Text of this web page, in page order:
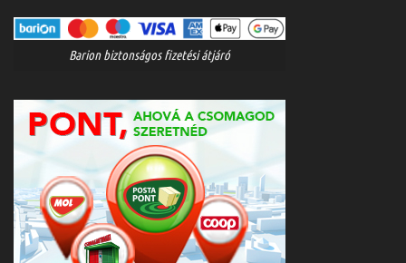
Barion biztonságos fizetési átjáró